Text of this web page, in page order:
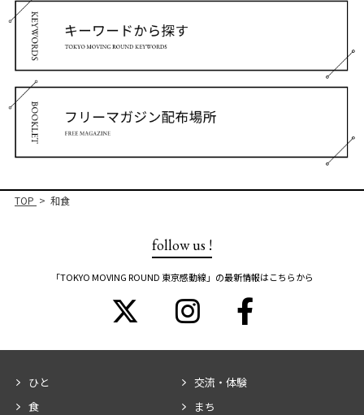
TOP 和食
follow us !
「TOKYO MOVING ROUND 東京感動線」の最新情報はこちらから
ひと
交流・体験
食
まち